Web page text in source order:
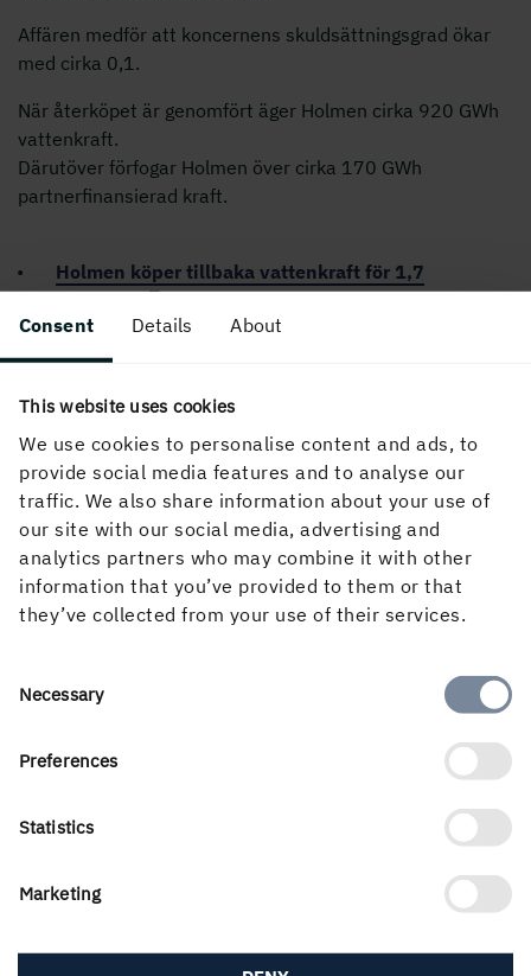
Consent Details About
This website uses cookies
We use cookies to personalise content and ads, to
provide social media features and to analyse our
traffic. We also share information about your use of
our site with our social media, advertising and
analytics partners who may combine it with other
information that you’ve provided to them or that
they’ve collected from your use of their services.
Consent
Necessary
Preferences
Statistics
Marketing
Affären medför att koncernens skuldsättningsgrad ökar
med cirka 0,1.
När återköpet är genomfört äger Holmen cirka 920 GWh
vattenkraft.
Därutöver förfogar Holmen över cirka 170 GWh
partnerfinansierad kraft.
Holmen köper tillbaka vattenkraft för 1,7
PUBLICERAD
Om webbplatsen